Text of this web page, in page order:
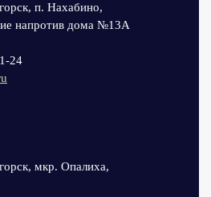
п. Нахабино,
напротив дома №13А
24
мкр. Опалиха,